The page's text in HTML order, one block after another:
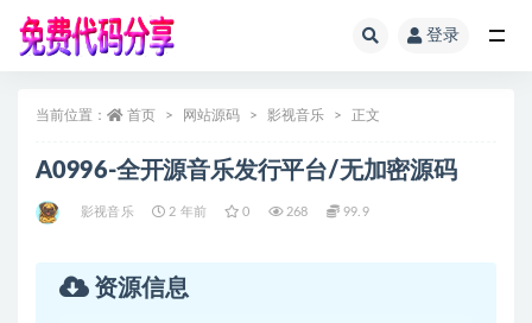
登录
当前位置： 首页 网站源码 影视音乐 正文
A0996-全开源音乐发行平台/无加密源码
影视音乐 2 年前 0 268 99.9
资源信息